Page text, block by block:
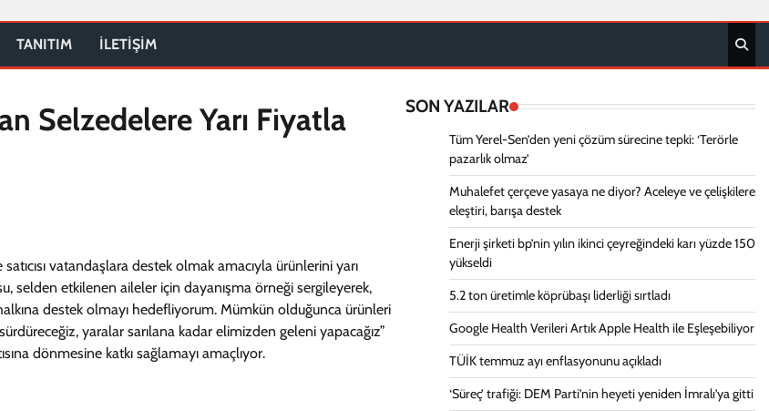
TANITIM İLETİŞİM
Selzedelere Yarı Fiyatla
vatandaşlara destek olmak amacıyla ürünlerini yarı
selden etkilenen aileler için dayanışma örneği sergileyerek,
destek olmayı hedefliyorum. Mümkün olduğunca ürünleri
yaralar sarılana kadar elimizden geleni yapacağız”
dönmesine katkı sağlamayı amaçlıyor.
SON YAZILAR
Tüm Yerel-Sen’den yeni çözüm sürecine tepki: ‘Terörle
pazarlık olmaz’
Muhalefet çerçeve yasaya ne diyor? Aceleye ve çelişkilere
eleştiri, barışa destek
Enerji şirketi bp’nin yılın ikinci çeyreğindeki karı yüzde 150
yükseldi
5.2 ton üretimle köprübaşı liderliği sırtladı
Google Health Verileri Artık Apple Health ile Eşleşebiliyor
TÜİK temmuz ayı enflasyonunu açıkladı
‘Süreç’ trafiği: DEM Parti’nin heyeti yeniden İmralı’ya gitti